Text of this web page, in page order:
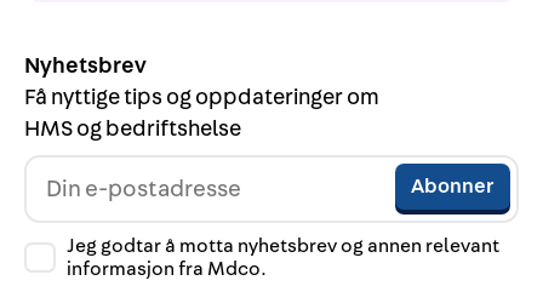
Nyhetsbrev
Få nyttige tips og oppdateringer om
HMS og bedriftshelse
Jeg godtar å motta nyhetsbrev og annen relevant
informasjon fra Mdco.